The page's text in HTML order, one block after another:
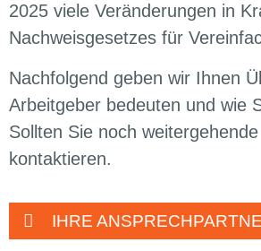
2025 viele Veränderungen in
Nachweisgesetzes für
Nachfolgend geben wir Ihnen
Arbeitgeber bedeuten und wie
Sollten Sie noch
kontaktieren.
IHRE